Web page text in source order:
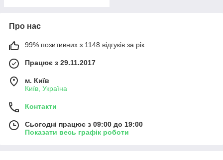
Про нас
99% позитивних з 1148 відгуків за рік
Працює з 29.11.2017
м. Київ
Київ, Україна
Контакти
Сьогодні працює з 09:00 до 19:00
Показати весь графік роботи